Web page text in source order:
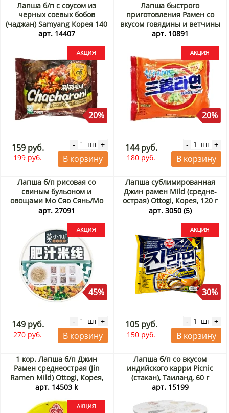
Лапша б/п с соусом из
черных соевых бобов
(чаджан) Samyang Корея 140
г Акция
арт. 14407
20%
159 руб.
199 руб.
- шт +
В корзину
Лапша быстрого
приготовления Рамен со
вкусом говядины и ветчины
Samyang, Корея, 120 г Акция
арт. 10891
20%
144 руб.
180 руб.
- шт +
В корзину
Лапша б/п рисовая со
свиным бульоном и
овощами Мо Сяо Сянь/Mo
Xiao Xian, Китай, 113 г Акция
арт. 27091
45%
149 руб.
270 руб.
- шт +
В корзину
Лапша сублимированная
Джин рамен Mild (средне-
острая) Ottogi, Корея, 120 г
Акция
арт. 3050 (5)
30%
105 руб.
150 руб.
- шт +
В корзину
1 кор. Лапша б/п Джин
Рамен среднеострая (Jin
Ramen Mild) Ottogi, Корея,
110 г х 12 шт. Акция
арт. 14503 k
Лапша б/п со вкусом
индийского карри Picnic
(стакан), Таиланд, 60 г
арт. 15199